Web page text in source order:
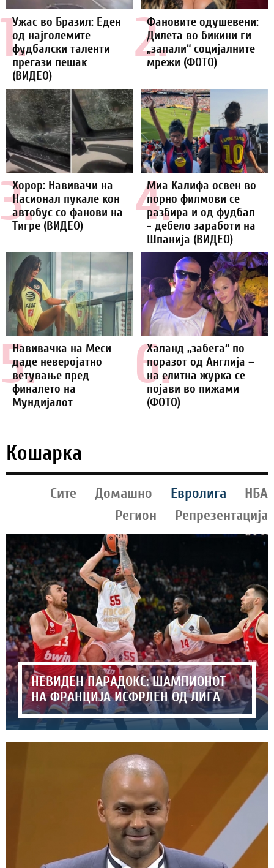
1.
Ужас во Бразил: Еден
од најголемите
фудбалски таленти
прегази пешак
(ВИДЕО)
2.
Фановите одушевени:
Дилета во бикини ги
„запали“ социјалните
мрежи (ФОТО)
3.
Хорор: Навивачи на
Насионал пукале кон
автобус со фанови на
Тигре (ВИДЕО)
4.
Миа Калифа освен во
порно филмови се
разбира и од фудбал
- дебело заработи на
Шпанија (ВИДЕО)
5.
Навивачка на Меси
даде неверојатно
ветување пред
финалето на
Мундијалот
6.
Халанд „забега“ по
поразот од Англија –
на елитна журка се
појави во пижами
(ФОТО)
Кошарка
Сите Домашно Евролига
НБА
Регион
Репрезентација
НЕВИДЕН ПАРАДОКС: ШАМПИОНОТ
НА ФРАНЦИЈА ИСФРЛЕН ОД ЛИГА